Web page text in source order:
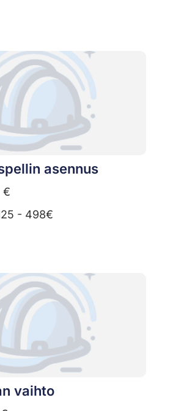
asennus
€
- 498€
vaihto